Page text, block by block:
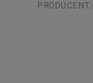
PRODUCENT: